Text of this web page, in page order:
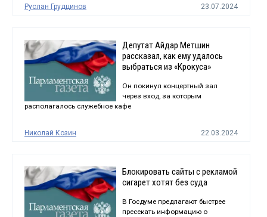
Руслан Грудцинов 23.07.2024
Депутат Айдар Метшин
рассказал, как ему удалось
выбраться из «Крокуса»
Он покинул концертный зал
через вход, за которым
располагалось служебное кафе
Николай Козин 22.03.2024
Блокировать сайты с рекламой
сигарет хотят без суда
В Госдуме предлагают быстрее
пресекать информацию о